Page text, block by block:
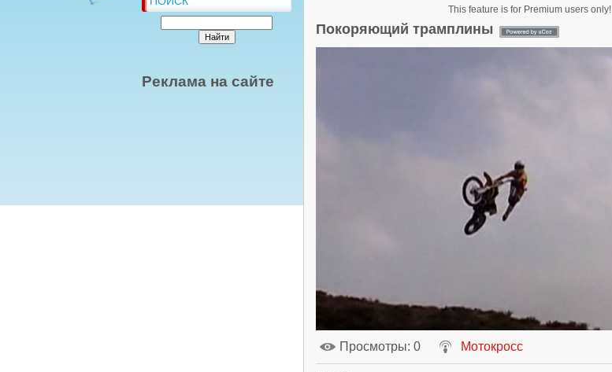
Реклама на сайте
Покоряющий трамплины
Просмотры: 0 Мотокросс
This feature is for Premium users only!